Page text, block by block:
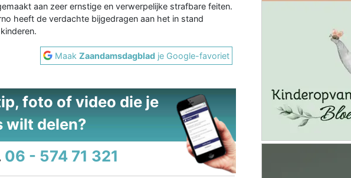
aan zeer ernstige en verwerpelijke strafbare feiten.
heeft de verdachte bijgedragen aan het in stand
MaakZaandamsdagblad je Google-favoriet
foto of video die je
wilt delen?
06 - 574 71 321